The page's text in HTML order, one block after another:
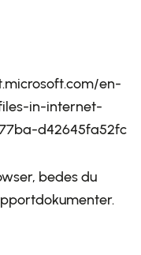
en-
in-internet-
d42645fa52fc
bedes du